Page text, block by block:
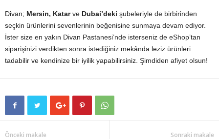
Divan; Mersin, Katarve Dubai’deki şubeleriyle de birbirinden
seçkin ürünlerini sevenlerinin beğenisine sunmaya devam ediyor.
İster size en yakın Divan Pastanesi’nde isterseniz de eShop’tan
siparişinizi verdikten sonra istediğiniz mekânda leziz ürünleri
tadabilir ve kendinize bir iyilik yapabilirsiniz. Şimdiden afiyet olsun!
Önceki makale Sonraki makale